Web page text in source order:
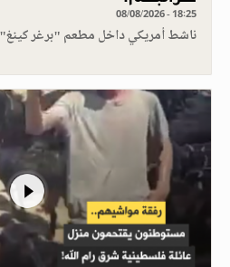
08/08/2026 - 18:25
ناشط أمريكي داخل مطعم "برغر